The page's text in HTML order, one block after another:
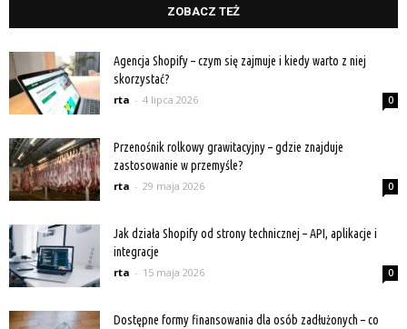
ZOBACZ TEŻ
Agencja Shopify – czym się zajmuje i kiedy warto z niej
skorzystać?
rta - 4 lipca 2026 0
Przenośnik rolkowy grawitacyjny – gdzie znajduje
zastosowanie w przemyśle?
rta - 29 maja 2026 0
Jak działa Shopify od strony technicznej – API, aplikacje i
integracje
rta - 15 maja 2026 0
Dostępne formy finansowania dla osób zadłużonych – co